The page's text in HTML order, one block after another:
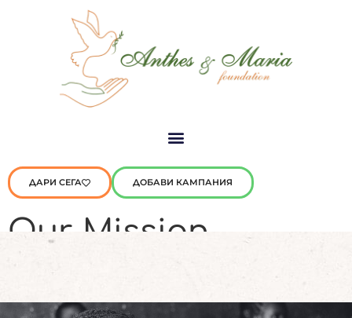
ДАРИ СЕГА ДОБАВИ КАМПАНИЯ
Our Mission